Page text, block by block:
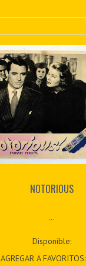
NOTORIOUS
...
Disponible:
AGREGAR A FAVORITOS: